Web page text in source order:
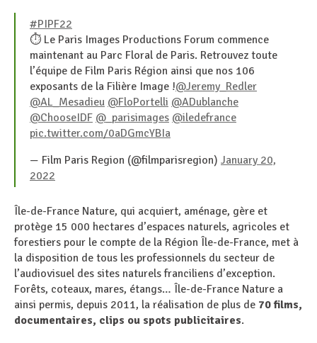
#PIPF22
⏱ Le Paris Images Productions Forum commence
maintenant au Parc Floral de Paris. Retrouvez toute
l’équipe de Film Paris Région ainsi que nos 106
exposants de la Filière Image !@Jeremy_Redler
@AL_Mesadieu @FloPortelli @ADublanche
@ChooseIDF @_parisimages @iledefrance
pic.twitter.com/0aDGmcYBIa
— Film Paris Region (@filmparisregion) January 20,
2022
Île-de-France Nature, qui acquiert, aménage, gère et
protège 15 000 hectares d’espaces naturels, agricoles et
forestiers pour le compte de la Région Île-de-France, met à
la disposition de tous les professionnels du secteur de
l’audiovisuel des sites naturels franciliens d’exception.
Forêts, coteaux, mares, étangs… Île-de-France Nature a
ainsi permis, depuis 2011, la réalisation de plus de 70 films,
documentaires, clips ou spots publicitaires.